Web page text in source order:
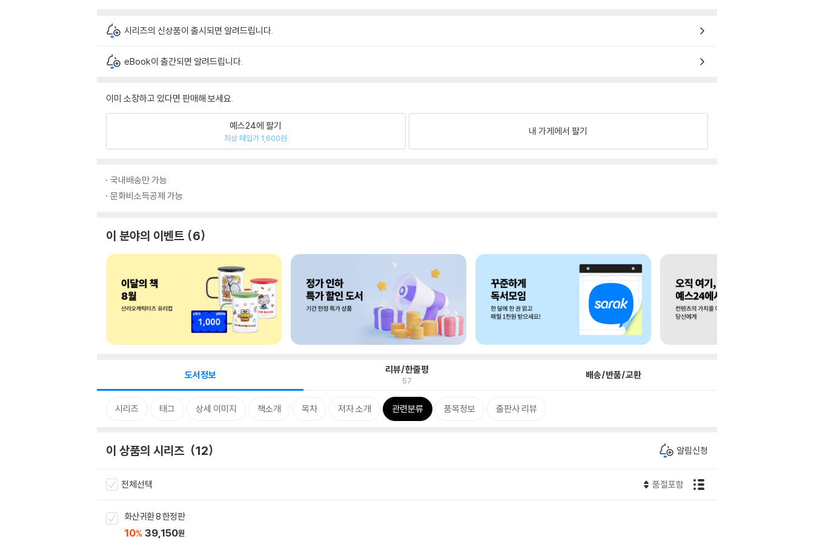
시리즈의 신상품이 출시되면 알려드립니다.
eBook이 출간되면 알려드립니다.
이미 소장하고 있다면 판매해 보세요.
예스24에 팔기
최상 매입가 1,600원
내 가게에서 팔기
국내배송만 가능
문화비소득공제 가능
이 분야의 이벤트 6
도서정보 리뷰/한줄평
57 배송/반품/교환
시리즈 태그 상세 이미지 책소개 목차 저자 소개 관련분류 품목정보 출판사 리뷰
이 상품의 시리즈 12 알림신청
전체선택 품절포함
화산귀환 8 한정판
10% 39,150원